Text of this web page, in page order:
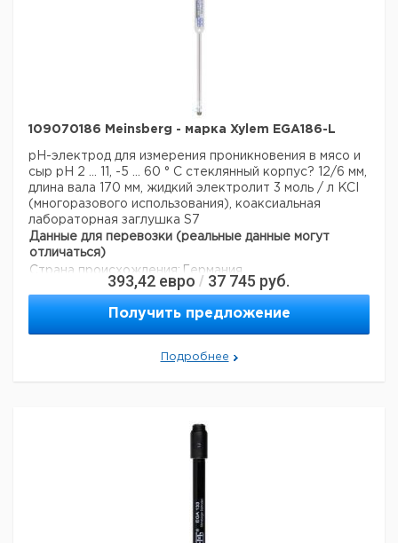
109070186 Meinsberg - марка Xylem EGA186-L
pH-электрод для измерения проникновения в мясо и
сыр рН 2 ... 11, -5 ... 60 ° С стеклянный корпус? 12/6 мм,
длина вала 170 мм, жидкий электролит 3 моль / л KCI
(многоразового использования), коаксиальная
лабораторная заглушка S7
Данные для перевозки (реальные данные могут
отличаться)
Страна происхождения: Германия
393,42 евро / 37 745 руб.
Получить предложение
Подробнее